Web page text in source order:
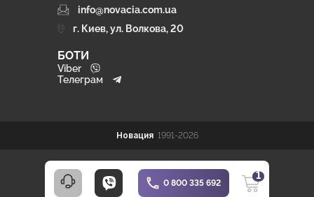
0 800 335 692
1
info@novacia.com.ua
г. Киев, ул. Волкова, 20
БОТИ
Viber
Телеграм
Новация 1991-2026